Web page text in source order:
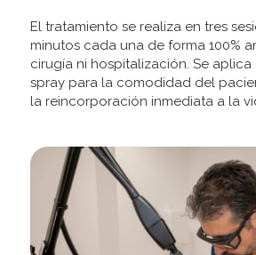
El tratamiento se realiza en tres
minutos cada una de forma 100%
cirugía ni hospitalización. Se aplica
spray para la comodidad del
la reincorporación inmediata a la